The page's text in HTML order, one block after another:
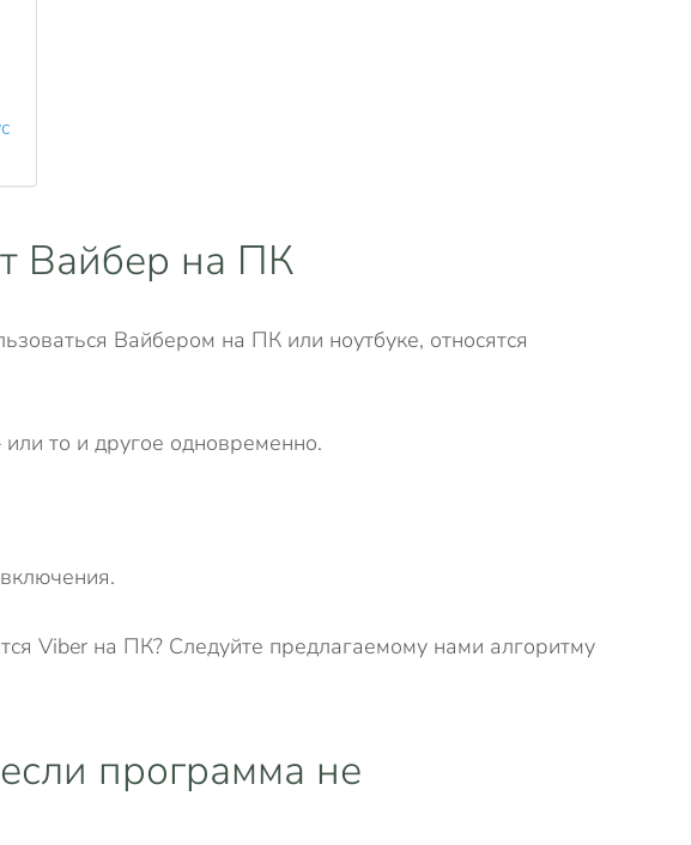
Вайбер на ПК
Вайбером на ПК или ноутбуке, относятся
то и другое одновременно.
Viber на ПК? Следуйте предлагаемому нами алгоритму
программа не